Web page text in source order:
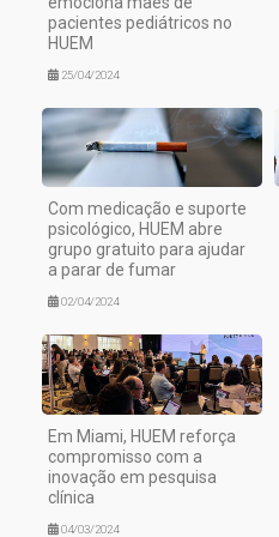
pacientes pediátricos no
HUEM
25/04/2024
Com medicação e suporte
psicológico, HUEM abre
grupo gratuito para ajudar
a parar de fumar
02/04/2024
Em Miami, HUEM reforça
compromisso com a
inovação em pesquisa
clínica
04/03/2024